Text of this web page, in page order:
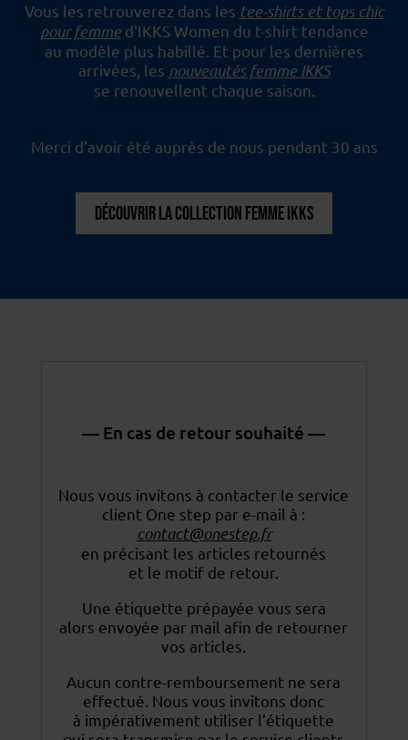
Vous les retrouverez dans les tee-shirts et tops chic
pour femmed'IKKS Women du t-shirt tendance
au modèle plus habillé. Et pour les dernières
arrivées, les nouveautés femme IKKS
se renouvellent chaque saison.
Merci d’avoir été auprès de nous pendant 30 ans
DÉCOUVRIR LA COLLECTION FEMME IKKS
— En cas de retour souhaité —
Nous vous invitons à contacter le service
client One step par e-mail à :
contact@onestep.fr
en précisant les articles retournés
et le motif de retour.
Une étiquette prépayée vous sera
alors envoyée par mail afin de retourner
vos articles.
Aucun contre-remboursement ne sera
effectué. Nous vous invitons donc
à impérativement utiliser l’étiquette